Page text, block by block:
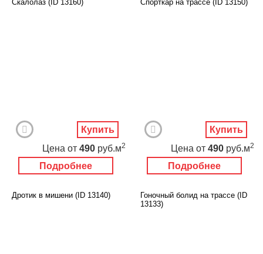
Скалолаз (ID 13160)
Подробнее
Цена от 490 руб.м2
Купить
Спорткар на трассе (ID 13150)
Подробнее
Цена от 490 руб.м2
Купить
Дротик в мишени (ID 13140)
Гоночный болид на трассе (ID
13133)